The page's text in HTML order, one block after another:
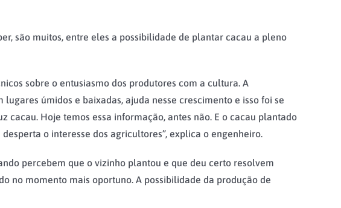
são muitos, entre eles a possibilidade de plantar cacau a pleno
sobre o entusiasmo dos produtores com a cultura. A
úmidos e baixadas, ajuda nesse crescimento e isso foi se
Hoje temos essa informação, antes não. E o cacau plantado
o interesse dos agricultores”, explica o engenheiro.
percebem que o vizinho plantou e que deu certo resolvem
no momento mais oportuno. A possibilidade da produção de